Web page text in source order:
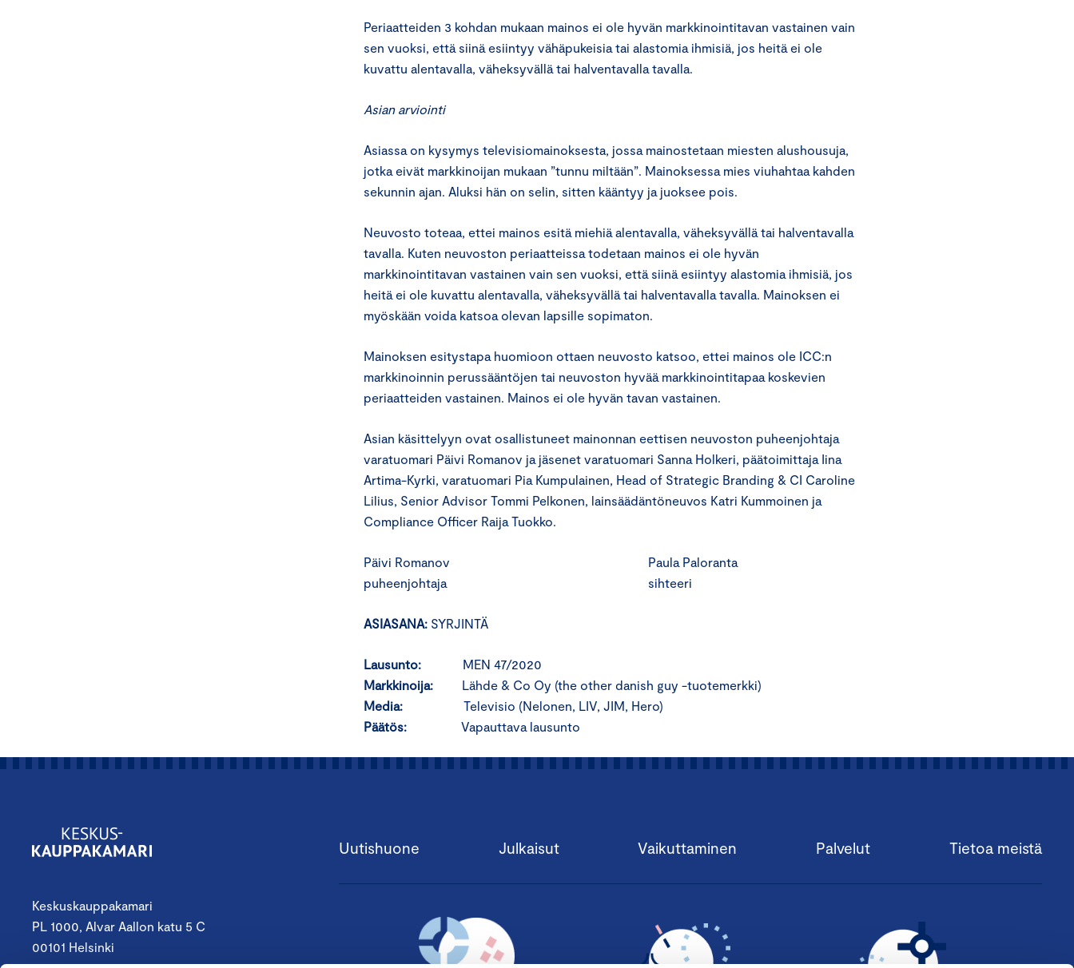
Periaatteiden 3 kohdan mukaan mainos ei ole hyvän markkinointitavan vastainen vain
sen vuoksi, että siinä esiintyy vähäpukeisia tai alastomia ihmisiä, jos heitä ei ole
kuvattu alentavalla, väheksyvällä tai halventavalla tavalla.
Asian arviointi
Asiassa on kysymys televisiomainoksesta, jossa mainostetaan miesten alushousuja,
jotka eivät markkinoijan mukaan ”tunnu miltään”. Mainoksessa mies viuhahtaa kahden
sekunnin ajan. Aluksi hän on selin, sitten kääntyy ja juoksee pois.
Neuvosto toteaa, ettei mainos esitä miehiä alentavalla, väheksyvällä tai halventavalla
tavalla. Kuten neuvoston periaatteissa todetaan mainos ei ole hyvän
markkinointitavan vastainen vain sen vuoksi, että siinä esiintyy alastomia ihmisiä, jos
heitä ei ole kuvattu alentavalla, väheksyvällä tai halventavalla tavalla. Mainoksen ei
myöskään voida katsoa olevan lapsille sopimaton.
Mainoksen esitystapa huomioon ottaen neuvosto katsoo, ettei mainos ole ICC:n
markkinoinnin perussääntöjen tai neuvoston hyvää markkinointitapaa koskevien
periaatteiden vastainen. Mainos ei ole hyvän tavan vastainen.
Asian käsittelyyn ovat osallistuneet mainonnan eettisen neuvoston puheenjohtaja
varatuomari Päivi Romanov ja jäsenet varatuomari Sanna Holkeri, päätoimittaja Iina
Artima-Kyrki, varatuomari Pia Kumpulainen, Head of Strategic Branding & CI Caroline
Lilius, Senior Advisor Tommi Pelkonen, lainsäädäntöneuvos Katri Kummoinen ja
Compliance Officer Raija Tuokko.
Päivi Romanov Paula Paloranta
puheenjohtaja sihteeri
ASIASANA: SYRJINTÄ
Lausunto: MEN 47/2020
Markkinoija: Lähde & Co Oy (the other danish guy -tuotemerkki)
Media: Televisio (Nelonen, LIV, JIM, Hero)
Päätös: Vapauttava lausunto
Keskuskauppakamari
PL 1000, Alvar Aallon katu 5 C
00101 Helsinki
Uutishuone Julkaisut Vaikuttaminen Palvelut Tietoa meistä